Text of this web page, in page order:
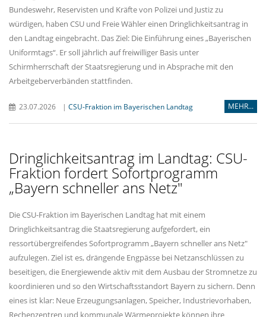
Bundeswehr, Reservisten und Kräfte von Polizei und Justiz zu
würdigen, haben CSU und Freie Wähler einen Dringlichkeitsantrag in
den Landtag eingebracht. Das Ziel: Die Einführung eines „Bayerischen
Uniformtags“. Er soll jährlich auf freiwilliger Basis unter
Schirmherrschaft der Staatsregierung und in Absprache mit den
Arbeitgeberverbänden stattfinden.
23.07.2026 | CSU-Fraktion im Bayerischen Landtag MEHR...
Dringlichkeitsantrag im Landtag: CSU-
Fraktion fordert Sofortprogramm
Bayern schneller ans Netz"
Die CSU-Fraktion im Bayerischen Landtag hat mit einem
Dringlichkeitsantrag die Staatsregierung aufgefordert, ein
ressortübergreifendes Sofortprogramm „Bayern schneller ans Netz"
aufzulegen. Ziel ist es, drängende Engpässe bei Netzanschlüssen zu
beseitigen, die Energiewende aktiv mit dem Ausbau der Stromnetze zu
koordinieren und so den Wirtschaftsstandort Bayern zu sichern. Denn
eines ist klar: Neue Erzeugungsanlagen, Speicher, Industrievorhaben,
Rechenzentren und kommunale Wärmeprojekte können ihre